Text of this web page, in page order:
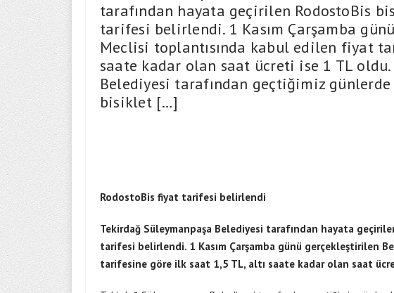
tarafından hayata geçirilen RodostoBis
tarifesi belirlendi. 1 Kasım Çarşamba
Meclisi toplantısında kabul edilen fiyat
saate kadar olan saat ücreti ise 1 TL oldu.
Belediyesi tarafından geçtiğimiz
bisiklet […]
RodostoBis fiyat tarifesi belirlendi
Tekirdağ Süleymanpaşa Belediyesi tarafından hayata
tarifesi belirlendi. 1 Kasım Çarşamba günü gerçekleştirilen
tarifesine göre ilk saat 1,5 TL, altı saate kadar olan saat